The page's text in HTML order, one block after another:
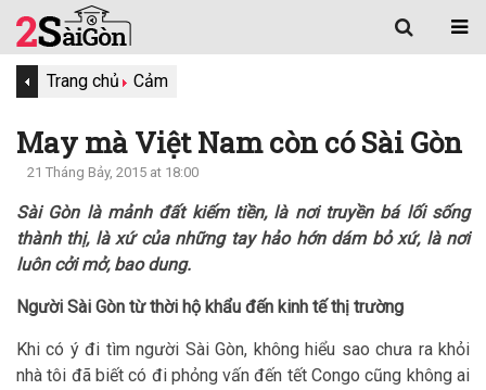
Trang chủ Cảm
May mà Việt Nam còn có Sài Gòn
21 Tháng Bảy, 2015 at 18:00
Sài Gòn là mảnh đất kiếm tiền, là nơi truyền bá lối sống
thành thị, là xứ của những tay hảo hớn dám bỏ xứ, là nơi
luôn cởi mở, bao dung.
Người Sài Gòn từ thời hộ khẩu đến kinh tế thị trường
Khi có ý đi tìm người Sài Gòn, không hiểu sao chưa ra khỏi
nhà tôi đã biết có đi phỏng vấn đến tết Congo cũng không ai